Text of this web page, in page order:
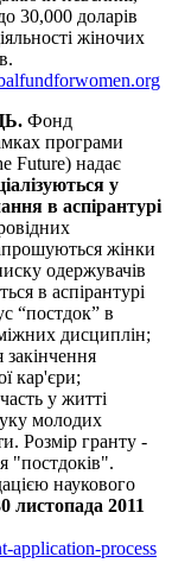
30,000 доларів
жіночих
Фонд
програми
Future) надає
у
в аспірантурі
жінки
одержувачів
в аспірантурі
“постдок” в
дисциплін;
кар'єри;
у житті
молодих
Розмір гранту -
"постдоків".
наукового
листопада 2011
application-process